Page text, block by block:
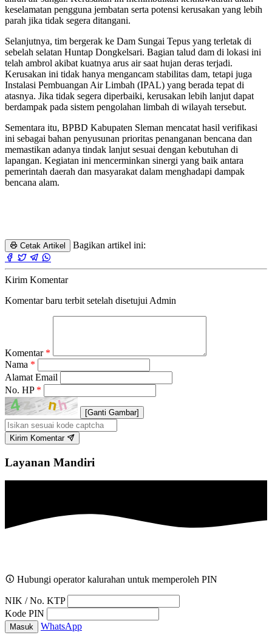
keselamatan pengguna jembatan serta potensi kerusakan yang lebih
parah jika tidak segera ditangani.
Selanjutnya, tim bergerak ke Dam Sungai Tepus yang terletak di
sebelah selatan Huntap Dongkelsari. Bagian talud dam di lokasi ini
telah ambrol akibat kuatnya arus air saat hujan deras terjadi.
Kerusakan ini tidak hanya mengancam stabilitas dam, tetapi juga
Instalasi Pembuangan Air Limbah (IPAL) yang berada tepat di
atasnya. Jika tidak segera diperbaiki, kerusakan lebih lanjut dapat
berdampak pada sistem pengolahan limbah di wilayah tersebut.
Sementara itu, BPBD Kabupaten Sleman mencatat hasil verifikasi
ini sebagai bahan penyusunan prioritas penanganan bencana dan
memastikan adanya tindak lanjut sesuai dengan kebutuhan di
lapangan. Kegiatan ini mencerminkan sinergi yang baik antara
pemerintah daerah dan masyarakat dalam menghadapi dampak
bencana alam.
Cetak Artikel Bagikan artikel ini:
Kirim Komentar
Komentar baru terbit setelah disetujui Admin
Komentar *
Nama *
Alamat Email
No. HP *
[Ganti Gambar]
Kirim Komentar
Layanan Mandiri
Hubungi operator kalurahan untuk memperoleh PIN
NIK / No. KTP
Kode PIN
Masuk WhatsApp